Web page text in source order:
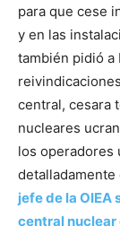
para que cese
y en las
también pidió a
central, cesara
nucleares
los operadores
jefe de la OIEA
central nuclear